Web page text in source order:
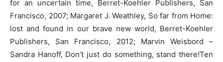
for an uncertain time, Berret-Koehler Publishers, San
Francisco, 2007; Margaret J. Weathley, So far from Home:
lost and found in our brave new world, Berret-Koehler
Publishers, San Francisco, 2012; Marvin Weisbord –
Sandra Hanoff, Don’t just do something, stand there!Ten